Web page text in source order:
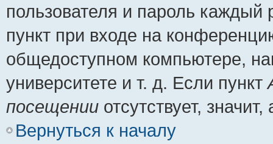
пользователя и пароль
пункт при входе на
общедоступном компьютере,
университете и т. д. Если пункт
посещении отсутствует,
Вернуться к началу